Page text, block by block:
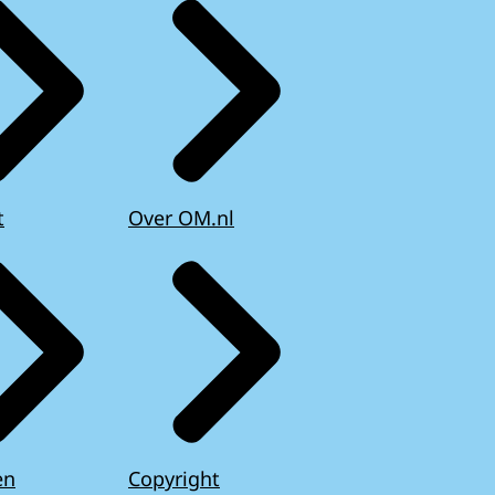
Over OM.nl
Copyright